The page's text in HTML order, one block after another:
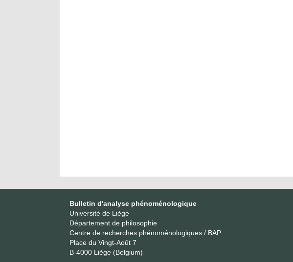
Bulletin d'analyse phénoménologique
Université de Liège
Département de philosophie
Centre de recherches phénoménologiques / BAP
Place du Vingt-Août 7
B-4000 Liège (Belgium)